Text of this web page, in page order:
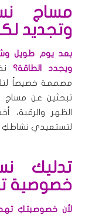
مساج
وتجديد
بعد يوم طويل
ويجدد الطاقة؟
مصممة خصيصاً
تبحثين عن مساج
الظهر والرقبة،
لتستعيدي نشاطكِ
تدليك
خصوصية
لأن خصوصيتكِ